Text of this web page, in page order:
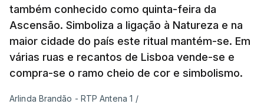
também conhecido como quinta-feira da
Ascensão. Simboliza a ligação à Natureza e na
maior cidade do país este ritual mantém-se. Em
várias ruas e recantos de Lisboa vende-se e
compra-se o ramo cheio de cor e simbolismo.
Arlinda Brandão - RTP Antena 1 /